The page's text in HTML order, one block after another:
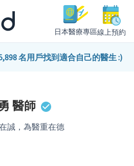
日本醫療專區線上預約
名用戶找到適合自己的醫生 :)
醫師
誠，為醫重在德